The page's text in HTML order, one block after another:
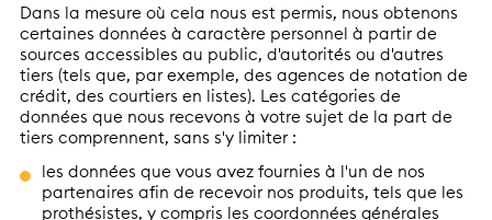
Dans la mesure où cela nous est permis, nous obtenons
certaines données à caractère personnel à partir de
sources accessibles au public, d'autorités ou d'autres
tiers (tels que, par exemple, des agences de notation de
crédit, des courtiers en listes). Les catégories de
données que nous recevons à votre sujet de la part de
tiers comprennent, sans s'y limiter :
les données que vous avez fournies à l'un de nos
partenaires afin de recevoir nos produits, tels que les
prothésistes, y compris les coordonnées générales